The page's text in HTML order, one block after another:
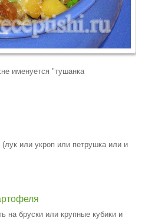
именуется "тушанка
или укроп или петрушка или и
на бруски или крупные кубики и